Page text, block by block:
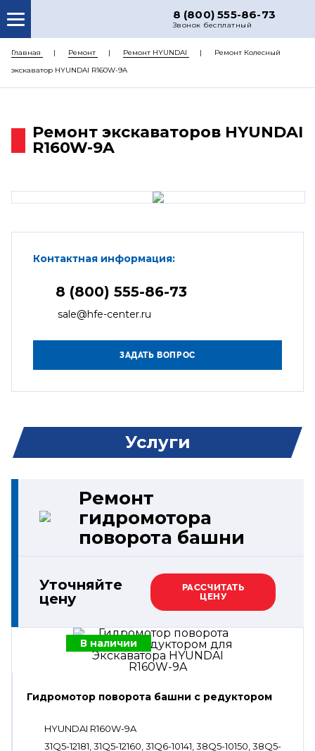
8 (800) 555-86-73
Звонок бесплатный
О НАС
КАТАЛОГ ЗАПЧАСТЕЙ
ДОСТАВКА
Главная Ремонт Ремонт HYUNDAI
Ремонт Колесный
экскаватор HYUNDAI R160W-9A
Ремонт экскаваторов HYUNDAI
R160W-9A
Контактная информация:
8 (800) 555-86-73
sale@hfe-center.ru
Услуги
Ремонт
гидромотора
поворота башни
Уточняйте
цену
РАССЧИТАТЬ
ЦЕНУ
В наличии
Гидромотор поворота башни с редуктором
HYUNDAI R160W-9A
31Q5-12181, 31Q5-12160, 31Q6-10141, 38Q5-10150, 38Q5-